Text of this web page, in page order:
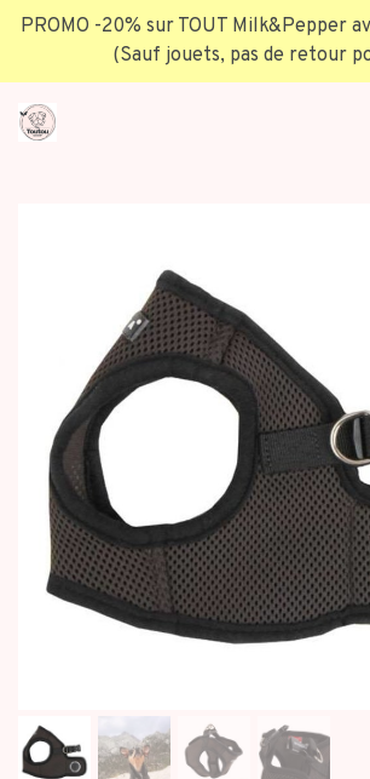
PROMO -20% sur TOUT Milk&Pepper
(Sauf jouets, pas de retour